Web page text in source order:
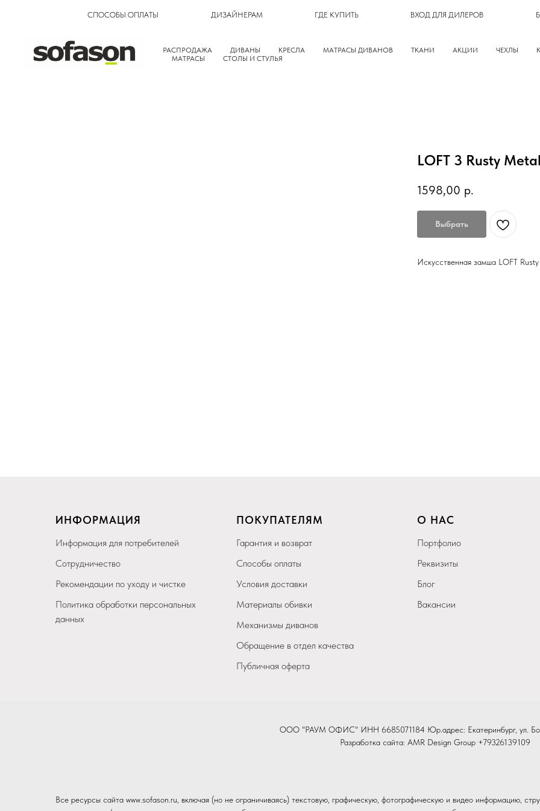
СПОСОБЫ ОПЛАТЫ ДИЗАЙНЕРАМ ГДЕ КУПИТЬ ВХОД ДЛЯ ДИЛЕРОВ
РАСПРОДАЖА ДИВАНЫ КРЕСЛА МАТРАСЫ ДИВАНОВ ТКАНИ АКЦИИ ЧЕХЛЫ
МАТРАСЫ
СТОЛЫ И СТУЛЬЯ
LOFT 3 Rusty
1598,00 р.
Выбрать
Искусственная замша LOFT
ИНФОРМАЦИЯ
Информация для потребителей
Сотрудничество
Рекомендации по уходу и чистке
Политика обработки персональных
данных
ПОКУПАТЕЛЯМ
Гарантия и возврат
Способы оплаты
Условия доставки
Материалы обивки
Механизмы диванов
Обращение в отдел качества
Публичная оферта
О НАС
Портфолио
Реквизиты
Блог
Вакансии
ООО "РАУМ ОФИС" ИНН 6685071184 Юр.адрес: Екатеринбург, ул.
Разработка сайта: AMR Design Group +79326139109
Все ресурсы сайта www.sofason.ru, включая (но не ограничиваясь) текстовую, графическую, фотографическую и видео информацию,